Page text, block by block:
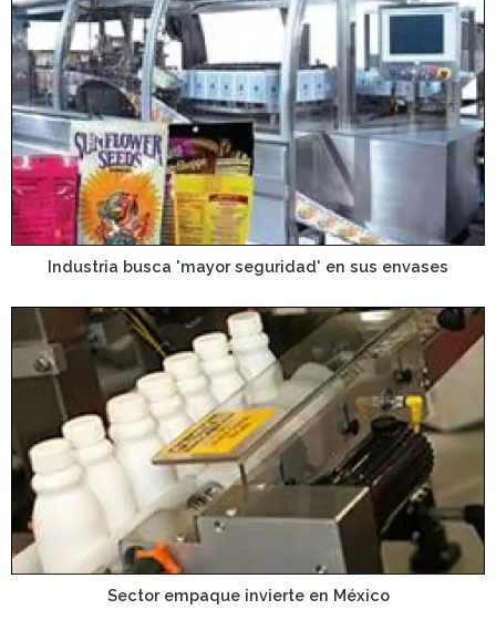
Industria busca 'mayor seguridad' en sus envases
Sector empaque invierte en México